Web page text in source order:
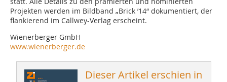
Projekten werden im Bildband „Brick ’14“ dokumentiert, der
flankierend im Callwey-Verlag erscheint.
Wienerberger GmbH
www.wienerberger.de
Dieser Artikel erschien in